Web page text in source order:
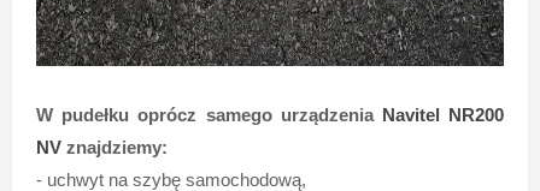
W pudełku oprócz samego urządzenia Navitel NR200
NVznajdziemy:
- uchwyt na szybę samochodową,